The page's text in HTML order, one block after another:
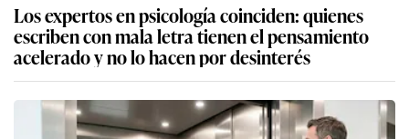
Los expertos en psicología coinciden: quienes
escriben con mala letra tienen el pensamiento
acelerado y no lo hacen por desinterés